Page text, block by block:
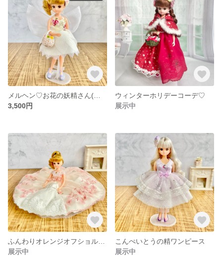
3,500円
ウィンターホリデーコーデ♡
展示中
展示中
こんぺいとうの精ワンピース
展示中